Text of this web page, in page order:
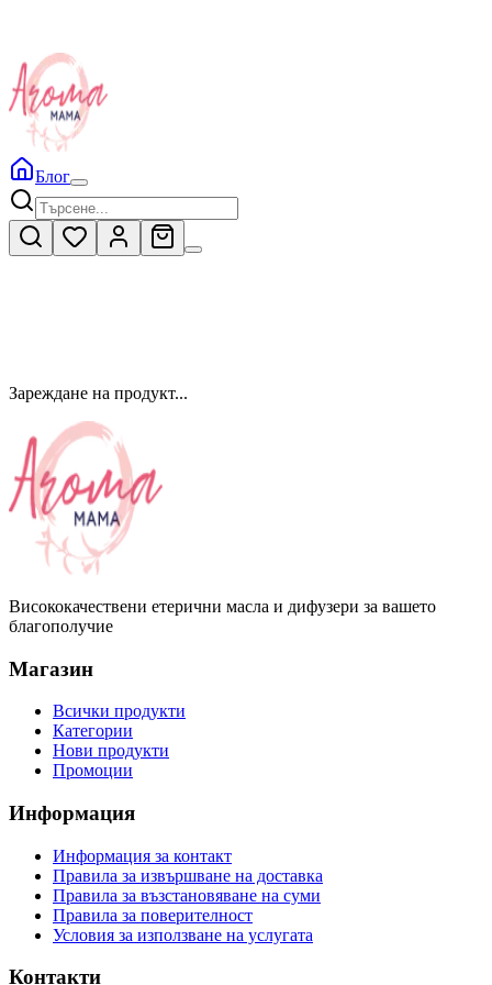
Блог
Зареждане на продукт...
Висококачествени етерични масла и дифузери за вашето
благополучие
Магазин
Всички продукти
Категории
Нови продукти
Промоции
Информация
Информация за контакт
Правила за извършване на доставка
Правила за възстановяване на суми
Правила за поверителност
Условия за използване на услугата
Контакти